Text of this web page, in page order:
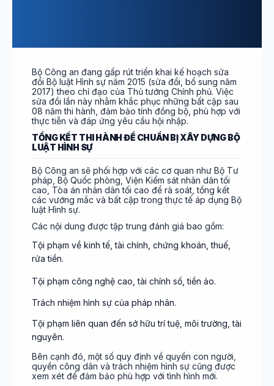
Bộ Công an đang gấp rút triển khai kế hoạch sửa
đổi Bộ luật Hình sự năm 2015 (sửa đổi, bổ sung năm
2017) theo chỉ đạo của Thủ tướng Chính phủ. Việc
sửa đổi lần này nhằm khắc phục những bất cập sau
08 năm thi hành, đảm bảo tính đồng bộ, phù hợp với
thực tiễn và đáp ứng yêu cầu hội nhập.
TỔNG KẾT THI HÀNH ĐỂ CHUẨN BỊ XÂY DỰNG BỘ
LUẬT HÌNH SỰ
Bộ Công an sẽ phối hợp với các cơ quan như Bộ Tư
pháp, Bộ Quốc phòng, Viện Kiểm sát nhân dân tối
cao, Tòa án nhân dân tối cao để rà soát, tổng kết
các vướng mắc và bất cập trong thực tế áp dụng Bộ
luật Hình sự.
Các nội dung được tập trung đánh giá bao gồm:
Tội phạm về kinh tế, tài chính, chứng khoán, thuế,
rửa tiền.
Tội phạm công nghệ cao, tài chính số, tiền ảo.
Trách nhiệm hình sự của pháp nhân.
Tội phạm liên quan đến sở hữu trí tuệ, môi trường, tài
nguyên.
Bên cạnh đó, một số quy định về quyền con người,
quyền công dân và trách nhiệm hình sự cũng được
xem xét để đảm bảo phù hợp với tình hình mới.